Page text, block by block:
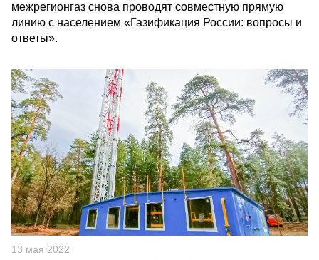
межрегионгаз снова проводят совместную прямую
линию с населением «Газификация России: вопросы и
ответы».
13 мая 2022